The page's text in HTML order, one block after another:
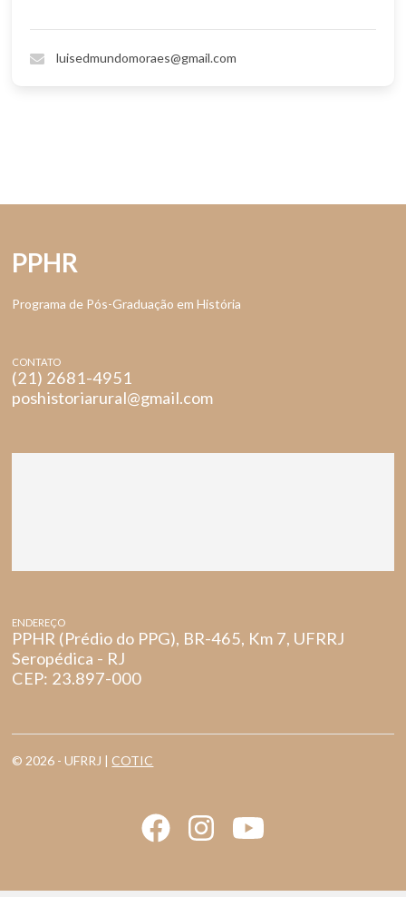
luisedmundomoraes@gmail.com
PPHR
Programa de Pós-Graduação em História
CONTATO
(21) 2681-4951
poshistoriarural@gmail.com
ENDEREÇO
PPHR (Prédio do PPG), BR-465, Km 7, UFRRJ
Seropédica - RJ
CEP: 23.897-000
© 2026 - UFRRJ |COTIC